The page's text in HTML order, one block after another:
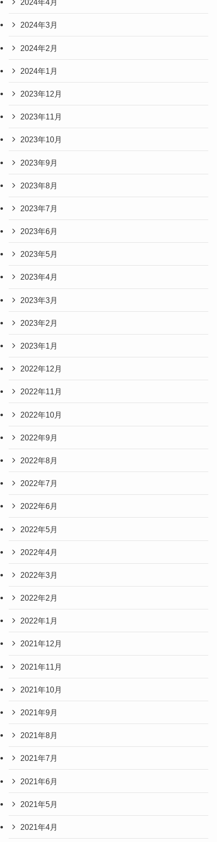
2024年4月
2024年3月
2024年2月
2024年1月
2023年12月
2023年11月
2023年10月
2023年9月
2023年8月
2023年7月
2023年6月
2023年5月
2023年4月
2023年3月
2023年2月
2023年1月
2022年12月
2022年11月
2022年10月
2022年9月
2022年8月
2022年7月
2022年6月
2022年5月
2022年4月
2022年3月
2022年2月
2022年1月
2021年12月
2021年11月
2021年10月
2021年9月
2021年8月
2021年7月
2021年6月
2021年5月
2021年4月